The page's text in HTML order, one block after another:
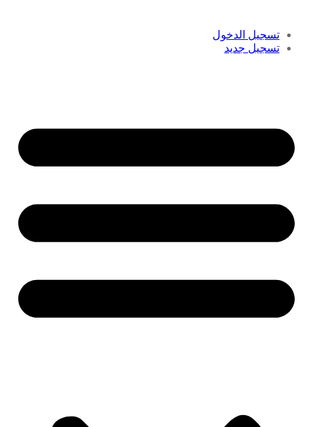
تسجيل الدخول
تسجيل جديد